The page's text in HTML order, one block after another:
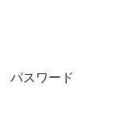
パスワード